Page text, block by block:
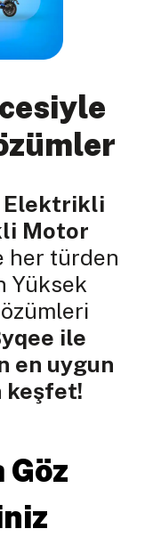
Motor
her türden
Yüksek
ile
en uygun
keşfet!
Göz